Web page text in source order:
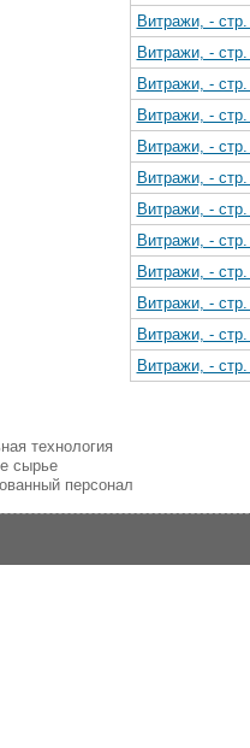
Витражи, -
Витражи, -
Витражи, -
Витражи, -
Витражи, -
Витражи, -
Витражи, -
Витражи, -
Витражи, -
Витражи, -
Витражи, -
Витражи, -
технология
сырье
персонал